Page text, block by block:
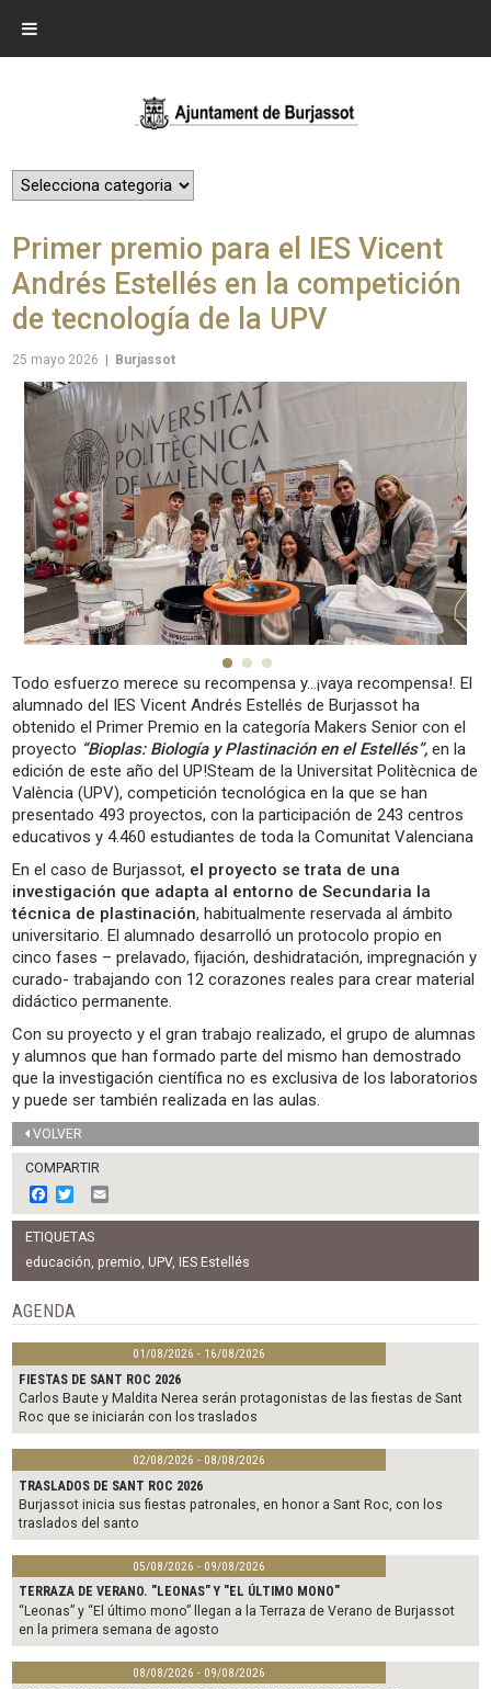
Primer premio para el IES Vicent
Andrés Estellés en la competición
de tecnología de la UPV
25 mayo 2026 Burjassot
Todo esfuerzo merece su recompensa y…¡vaya recompensa!. El
alumnado del IES Vicent Andrés Estellés de Burjassot ha
obtenido el Primer Premio en la categoría Makers Senior con el
proyecto “Bioplas: Biología y Plastinación en el Estellés”, en la
edición de este año del UP!Steam de la Universitat Politècnica de
València (UPV), competición tecnológica en la que se han
presentado 493 proyectos, con la participación de 243 centros
educativos y 4.460 estudiantes de toda la Comunitat Valenciana
En el caso de Burjassot, el proyecto se trata de una
investigación que adapta al entorno de Secundaria la
técnica de plastinación, habitualmente reservada al ámbito
universitario. El alumnado desarrolló un protocolo propio en
cinco fases – prelavado, fijación, deshidratación, impregnación y
curado- trabajando con 12 corazones reales para crear material
didáctico permanente.
Con su proyecto y el gran trabajo realizado, el grupo de alumnas
y alumnos que han formado parte del mismo han demostrado
que la investigación científica no es exclusiva de los laboratorios
y puede ser también realizada en las aulas.
VOLVER
COMPARTIR
F
a
c
e
b
o
o
k
w
i
t
t
e
m
l
ETIQUETAS
educación, premio, UPV, IES Estellés
AGENDA
01/08/2026 - 16/08/2026
FIESTAS DE SANT ROC 2026
Carlos Baute y Maldita Nerea serán protagonistas de las fiestas de Sant
Roc que se iniciarán con los traslados
02/08/2026 - 08/08/2026
TRASLADOS DE SANT ROC 2026
Burjassot inicia sus fiestas patronales, en honor a Sant Roc, con los
traslados del santo
05/08/2026 - 09/08/2026
TERRAZA DE VERANO. "LEONAS" Y "EL ÚLTIMO MONO"
“Leonas” y “El último mono” llegan a la Terraza de Verano de Burjassot
en la primera semana de agosto
08/08/2026 - 09/08/2026